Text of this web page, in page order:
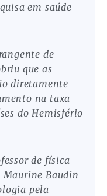
em saúde
de
que as
diretamente
na taxa
do Hemisfério
de física
Maurine Baudin
pela